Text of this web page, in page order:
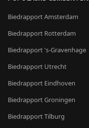
BiedrapportAmsterdam
Biedrapport Rotterdam
Biedrapport 's-Gravenhage
Biedrapport Utrecht
Biedrapport Eindhoven
BiedrapportGroningen
BiedrapportTilburg